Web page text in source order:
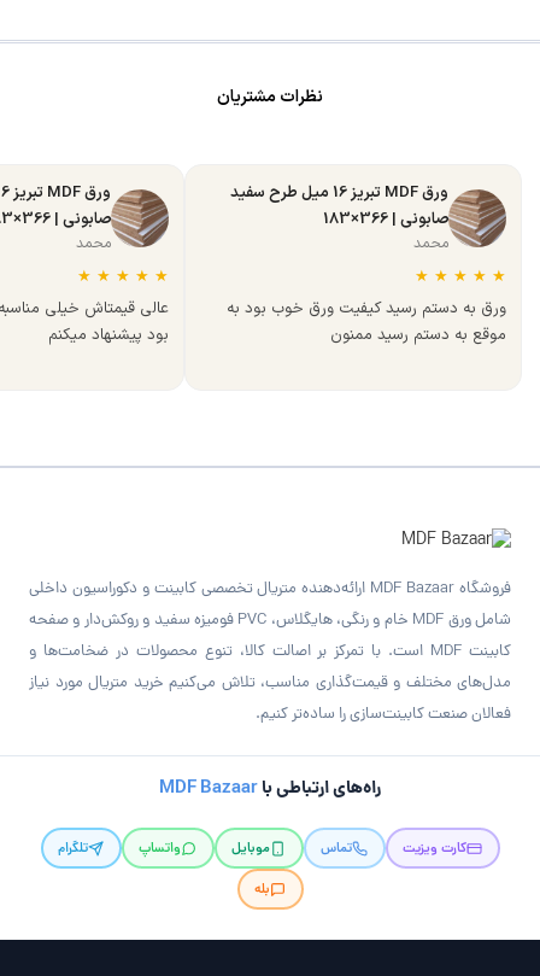
نظرات مشتریان
ورق MDF تبریز 16 میل طرح سفید
صابونی | 366×183
محمد
★
★
★
★
★
ورق به دستم رسید کیفیت ورق خوب بود به
موقع به دستم رسید ممنون
صابونی | 366×183
محمد
★
★
★
★
★
عالی قیمتاش خیلی
بود پیشنهاد میکنم
فروشگاه MDF Bazaar ارائه‌دهنده متریال تخصصی کابینت و دکوراسیون داخلی
شامل ورق MDF خام و رنگی، هایگلاس، PVC فومیزه سفید و روکش‌دار و صفحه
کابینت MDF است. با تمرکز بر اصالت کالا، تنوع محصولات در ضخامت‌ها و
مدل‌های مختلف و قیمت‌گذاری مناسب، تلاش می‌کنیم خرید متریال مورد نیاز
فعالان صنعت کابینت‌سازی را ساده‌تر کنیم.
راه‌های ارتباطی باMDF Bazaar
کارت ویزیت تماس موبایل واتساپ
تلگرام
بله